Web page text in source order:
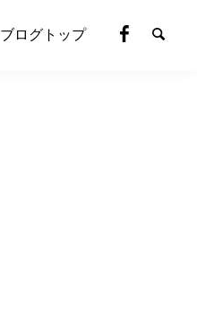
ブログトップ